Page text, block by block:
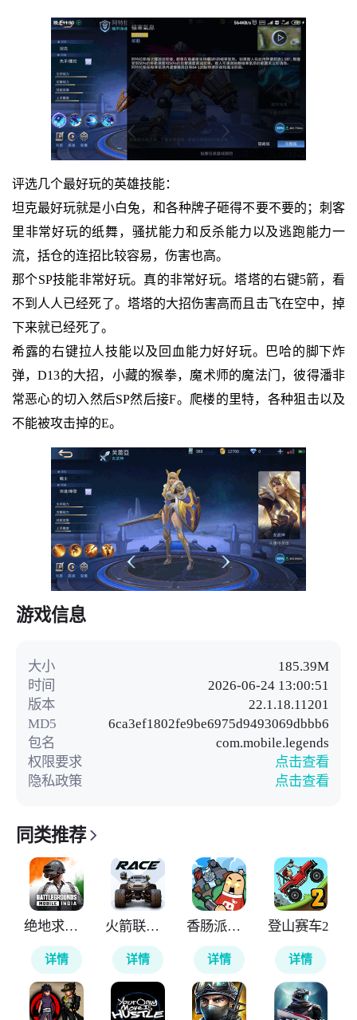
评选几个最好玩的英雄技能：
坦克最好玩就是小白兔，和各种牌子砸得不要不要的；刺客
里非常好玩的纸舞，骚扰能力和反杀能力以及逃跑能力一
流，括仓的连招比较容易，伤害也高。
那个SP技能非常好玩。真的非常好玩。塔塔的右键5箭，看
不到人人已经死了。塔塔的大招伤害高而且击飞在空中，掉
下来就已经死了。
希露的右键拉人技能以及回血能力好好玩。巴哈的脚下炸
弹，D13的大招，小藏的猴拳，魔术师的魔法门，彼得潘非
常恶心的切入然后SP然后接F。爬楼的里特，各种狙击以及
不能被攻击掉的E。
游戏信息
大小
185.39M
时间
2026-06-24 13:00:51
版本
22.1.18.11201
MD5
6ca3ef1802fe9be6975d9493069dbbb6
包名
com.mobile.legends
权限要求
点击查看
隐私政策
点击查看
同类推荐
绝地求生印度版
详情
火箭联盟极限汽车赛
详情
香肠派对国际服
详情
登山赛车2
详情